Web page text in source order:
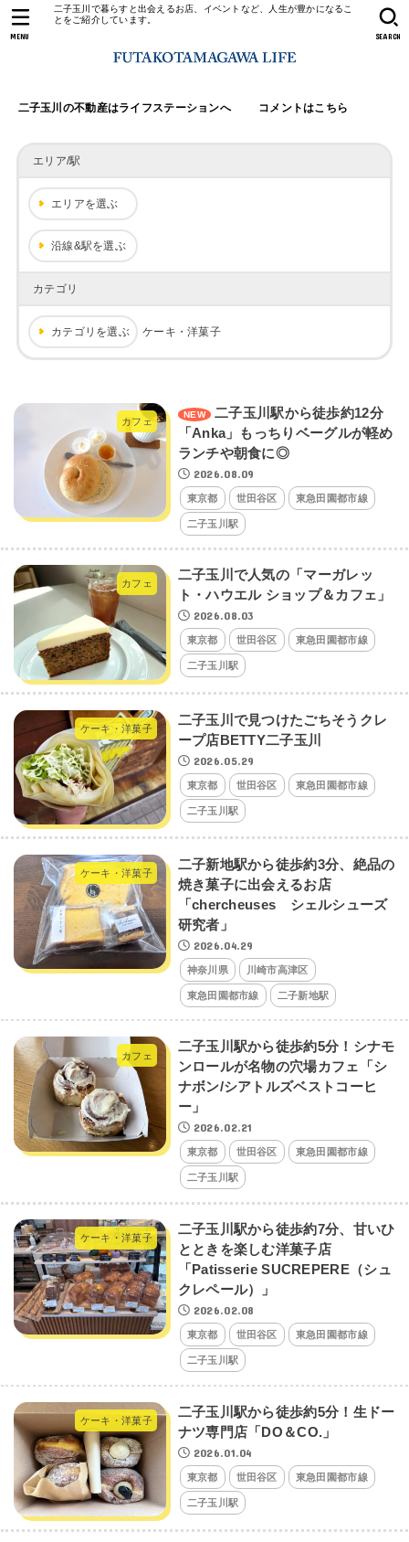
二子玉川で暮らすと出会えるお店、イベントなど、人生が豊かになるこ
とをご紹介しています。
二子玉川の不動産はライフステーションへ コメントはこちら
SEARCH
MENU
エリア/駅
エリアを選ぶ
沿線&駅を選ぶ
カテゴリ
カテゴリを選ぶ ケーキ・洋菓子
カフェ
二子玉川駅から徒歩約12分
「Anka」もっちりベーグルが軽め
ランチや朝食に◎
2026.08.09
東京都 世田谷区 東急田園都市線
二子玉川駅
カフェ
二子玉川で人気の「マーガレッ
ト・ハウエル ショップ＆カフェ」
2026.08.03
東京都 世田谷区 東急田園都市線
二子玉川駅
ケーキ・洋菓子
二子玉川で見つけたごちそうクレ
ープ店BETTY二子玉川
2026.05.29
東京都 世田谷区 東急田園都市線
二子玉川駅
ケーキ・洋菓子
二子新地駅から徒歩約3分、絶品の
焼き菓子に出会えるお店
「chercheuses シェルシューズ
研究者」
2026.04.29
神奈川県 川崎市高津区
東急田園都市線 二子新地駅
カフェ
二子玉川駅から徒歩約5分！シナモ
ンロールが名物の穴場カフェ「シ
ナボン/シアトルズベストコーヒ
ー」
2026.02.21
東京都 世田谷区 東急田園都市線
二子玉川駅
ケーキ・洋菓子
二子玉川駅から徒歩約7分、甘いひ
とときを楽しむ洋菓子店
「Patisserie SUCREPERE（シュ
クレペール）」
2026.02.08
東京都 世田谷区 東急田園都市線
二子玉川駅
ケーキ・洋菓子
二子玉川駅から徒歩約5分！生ドー
ナツ専門店「DO＆CO.」
2026.01.04
東京都 世田谷区 東急田園都市線
二子玉川駅